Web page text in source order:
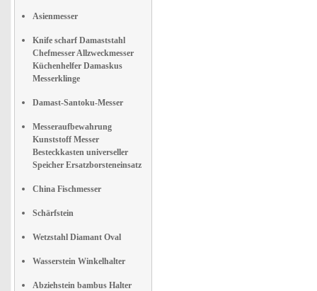
Asienmesser
Knife scharf Damaststahl
Chefmesser Allzweckmesser
Küchenhelfer Damaskus
Messerklinge
Damast-Santoku-Messer
Messeraufbewahrung
Kunststoff Messer
Besteckkasten universeller
Speicher Ersatzborsteneinsatz
China Fischmesser
Schärfstein
Wetzstahl Diamant Oval
Wasserstein Winkelhalter
Abziehstein bambus Halter